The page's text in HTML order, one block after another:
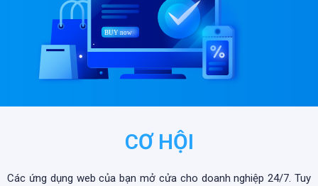
CƠ HỘI
Các ứng dụng web của bạn mở cửa cho doanh nghiệp 24/7. Tuy